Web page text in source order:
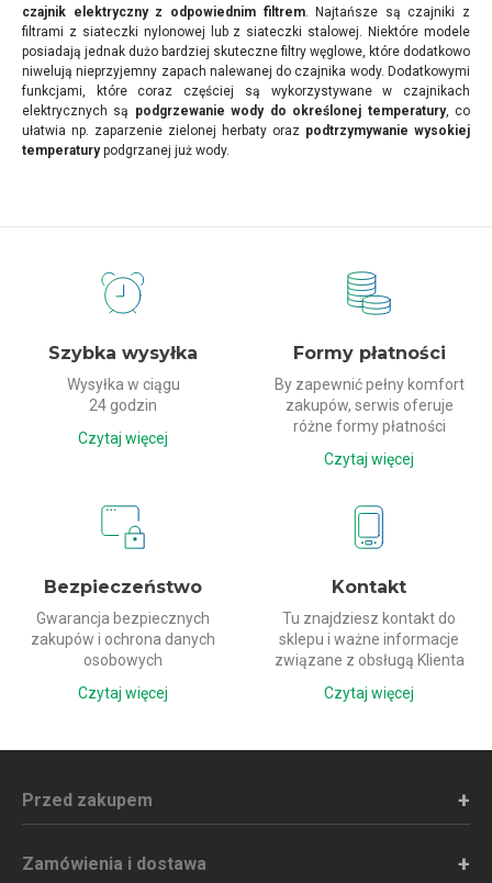
czajnik elektryczny z odpowiednim filtrem. Najtańsze są czajniki z
filtrami z siateczki nylonowej lub z siateczki stalowej. Niektóre modele
posiadają jednak dużo bardziej skuteczne filtry węglowe, które dodatkowo
niwelują nieprzyjemny zapach nalewanej do czajnika wody. Dodatkowymi
funkcjami, które coraz częściej są wykorzystywane w czajnikach
elektrycznych są podgrzewanie wody do określonej temperatury, co
ułatwia np. zaparzenie zielonej herbaty oraz podtrzymywanie wysokiej
temperaturypodgrzanej już wody.
Dlaczego my?
Szybka wysyłka
Wysyłka w ciągu
24 godzin
Czytaj więcej
Formy płatności
By zapewnić pełny komfort
zakupów, serwis oferuje
różne formy płatności
Czytaj więcej
Bezpieczeństwo
Gwarancja bezpiecznych
zakupów i ochrona danych
osobowych
Czytaj więcej
Kontakt
Tu znajdziesz kontakt do
sklepu i ważne informacje
związane z obsługą Klienta
Czytaj więcej
Przed zakupem
Zamówienia i dostawa